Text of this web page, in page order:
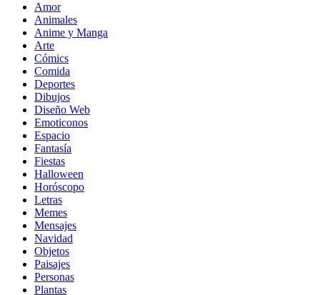
Amor
Animales
Anime y Manga
Arte
Cómics
Comida
Deportes
Dibujos
Diseño Web
Emoticonos
Espacio
Fantasía
Fiestas
Halloween
Horóscopo
Letras
Memes
Mensajes
Navidad
Objetos
Paisajes
Personas
Plantas